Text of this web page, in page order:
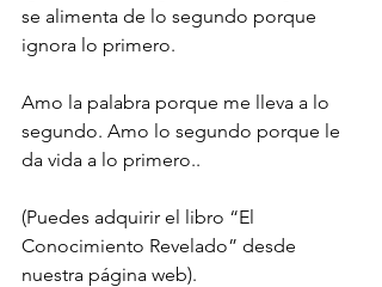
se alimenta de lo segundo porque
ignora lo primero.
Amo la palabra porque me lleva a lo
segundo. Amo lo segundo porque le
da vida a lo primero..
(Puedes adquirir el libro “El
Conocimiento Revelado” desde
nuestra página web).